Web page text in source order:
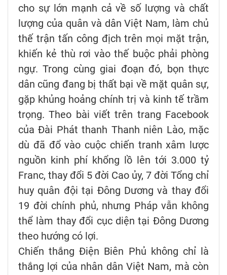
cho sự lớn mạnh cả về số lượng và chất
lượng của quân và dân Việt Nam, làm chủ
thế trận tấn công địch trên mọi mặt trận,
khiến kẻ thù rơi vào thế buộc phải phòng
ngự. Trong cùng giai đoạn đó, bọn thực
dân cũng đang bị thất bại về mặt quân sự,
gặp khủng hoảng chính trị và kinh tế trầm
trọng. Theo bài viết trên trang Facebook
của Đài Phát thanh Thanh niên Lào, mặc
dù đã đổ vào cuộc chiến tranh xâm lược
nguồn kinh phí khổng lồ lên tới 3.000 tỷ
Franc, thay đổi 5 đời Cao ủy, 7 đời Tổng chỉ
huy quân đội tại Đông Dương và thay đổi
19 đời chính phủ, nhưng Pháp vẫn không
thể làm thay đổi cục diện tại Đông Dương
theo hướng có lợi.
Chiến thắng Điện Biên Phủ không chỉ là
thắng lợi của nhân dân Việt Nam, mà còn